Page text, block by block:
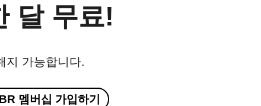
달 무료!
지 가능합니다.
멤버십 가입하기